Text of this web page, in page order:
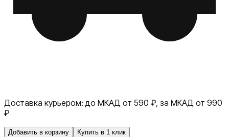
Доставка курьером: до МКАД от 590 ₽, за МКАД от 990
₽
Добавить в корзину
Купить в 1 клик